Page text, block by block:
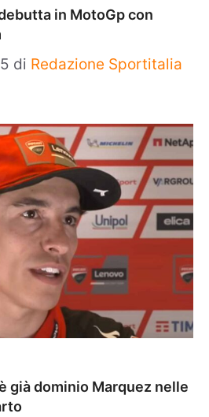
in MotoGp con
di Redazione Sportitalia
già dominio Marquez nelle